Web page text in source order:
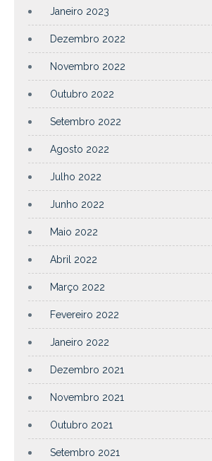
Janeiro 2023
Dezembro 2022
Novembro 2022
Outubro 2022
Setembro 2022
Agosto 2022
Julho 2022
Junho 2022
Maio 2022
Abril 2022
Março 2022
Fevereiro 2022
Janeiro 2022
Dezembro 2021
Novembro 2021
Outubro 2021
Setembro 2021